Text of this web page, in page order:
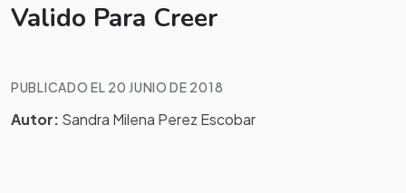
Valido Para Creer
PUBLICADO EL 20 JUNIO DE 2018
Autor: Sandra Milena Perez Escobar